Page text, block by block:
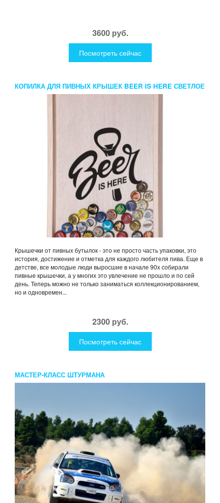
3600 руб.
Посмотреть сейчас
КОПИЛКА ДЛЯ ПИВНЫХ КРЫШЕК BEER IS HERE СВЕТЛОЕ
Крышечки от пивных бутылок - это не просто часть упаковки, это
история, достижение и отметка для каждого любителя пива. Еще в
детстве, все молодые люди выросшие в начале 90х собирали
пивные крышечки, а у многих это увлечение не прошло и по сей
день. Теперь можно не только заниматься коллекционированием,
но и одновремен...
2300 руб.
Посмотреть сейчас
МАСТЕР-КЛАСС ШТУРМАНА